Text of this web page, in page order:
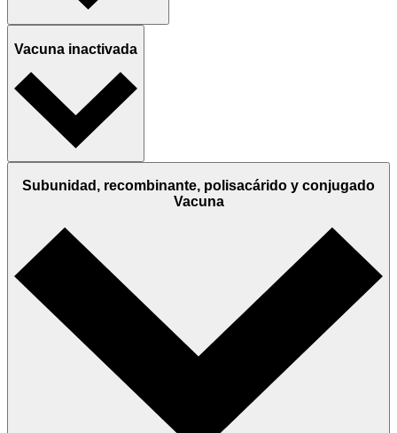
Vacuna inactivada
Subunidad, recombinante, polisacárido y conjugado
Vacuna